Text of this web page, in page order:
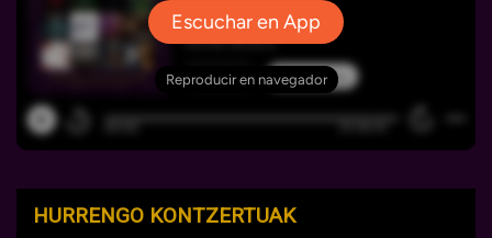
HURRENGO KONTZERTUAK